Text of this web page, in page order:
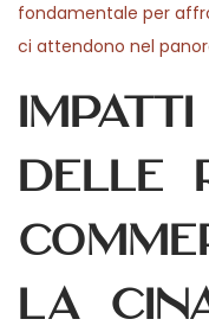
fondamentale per
ci attendono nel
delle
la